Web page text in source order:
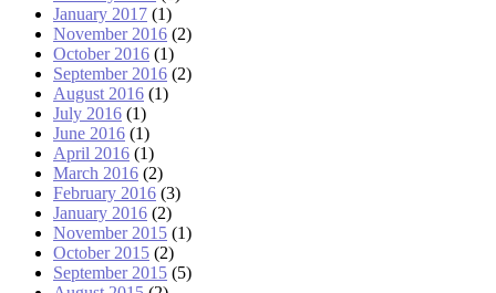
January 2017 (1)
November 2016 (2)
October 2016 (1)
September 2016 (2)
August 2016 (1)
July 2016 (1)
June 2016 (1)
April 2016 (1)
March 2016 (2)
February 2016 (3)
January 2016 (2)
November 2015 (1)
October 2015 (2)
September 2015 (5)